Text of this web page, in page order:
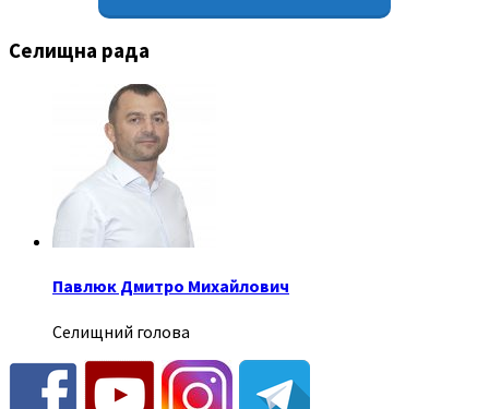
Селищна рада
Павлюк Дмитро Михайлович
Селищний голова